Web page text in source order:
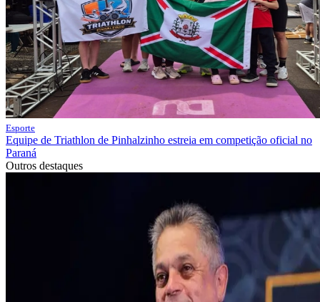
Esporte
Equipe de Triathlon de Pinhalzinho estreia em competição oficial no
Paraná
Outros destaques